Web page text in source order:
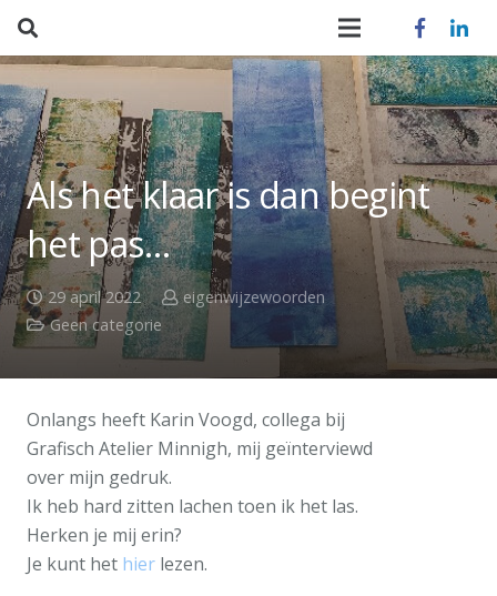
Als het klaar is dan begint
het pas…
29 april 2022
eigenwijzewoorden
Geen categorie
Onlangs heeft Karin Voogd, collega bij
Grafisch Atelier Minnigh, mij geïnterviewd
over mijn gedruk.
Ik heb hard zitten lachen toen ik het las.
Herken je mij erin?
Je kunt het hier lezen.